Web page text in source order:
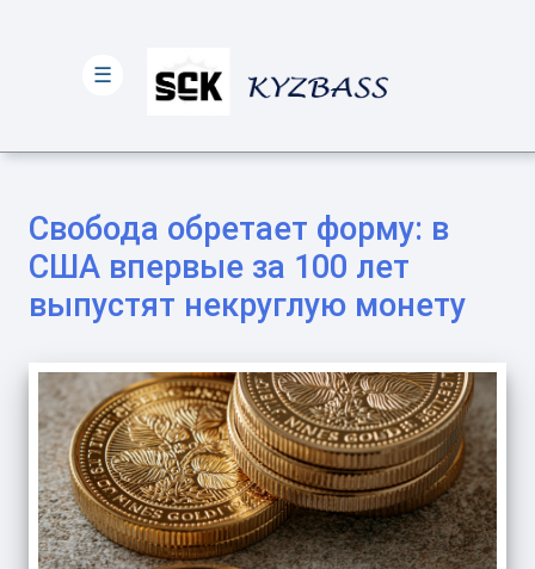
Свобода обретает форму: в
США впервые за 100 лет
выпустят некруглую монету
☰